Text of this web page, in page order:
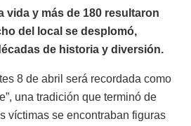
vida y más de 180 resultaron
del local se desplomó,
de historia y diversión.
8 de abril será recordada como
una tradición que terminó de
víctimas se encontraban figuras